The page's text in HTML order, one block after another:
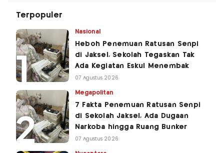
Terpopuler
Nasional
Heboh Penemuan Ratusan Senpi
di Jaksel, Sekolah Tegaskan Tak
Ada Kegiatan Eskul Menembak
07 Agustus 2026
Megapolitan
7 Fakta Penemuan Ratusan Senpi
di Sekolah Jaksel, Ada Dugaan
Narkoba hingga Ruang Bunker
07 Agustus 2026